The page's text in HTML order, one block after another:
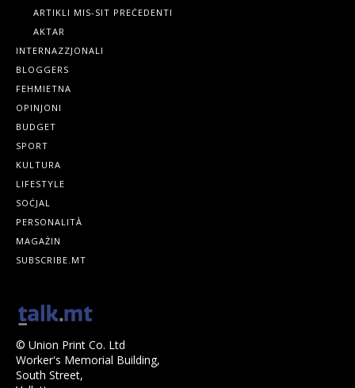
ARTIKLI MIS-SIT PREĊEDENTI
AKTAR
INTERNAZZJONALI
BLOGGERS
FEHMIETNA
OPINJONI
BUDGET
SPORT
KULTURA
LIFESTYLE
SOĊJAL
PERSONALITÀ
MAGAŻIN
SUBSCRIBE.MT
© Union Print Co. Ltd
Worker's Memorial Building,
South Street,